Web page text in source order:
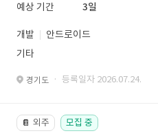
예상 기간
3일
개발
안드로이드
기타
경기도 · 등록일자 2026.07.24.
📔 외주 모집 중